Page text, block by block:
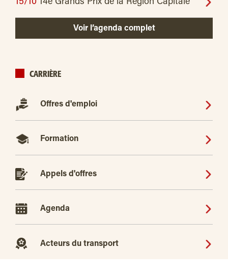
15/10 14e Grands Prix de la Région Capitale
Voir l’agenda complet
CARRIÈRE
Offres d'emploi
Formation
Appels d'offres
Agenda
Acteurs du transport